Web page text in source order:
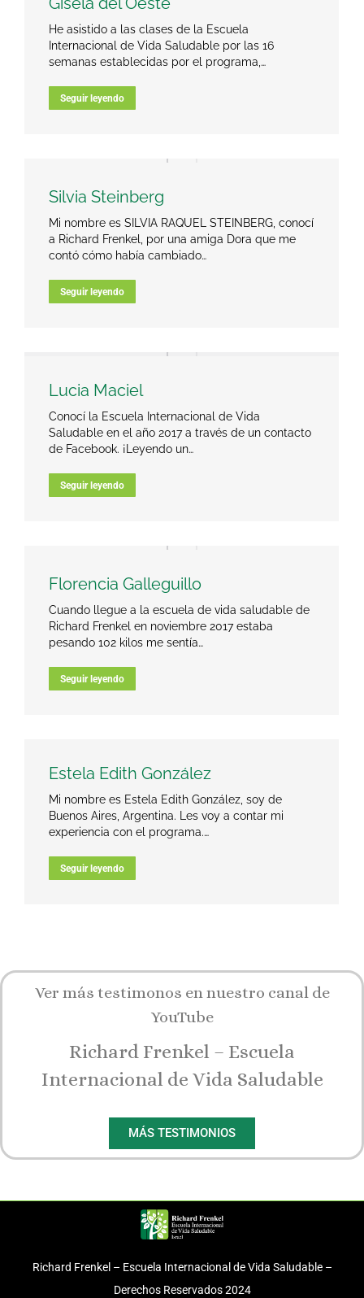
He asistido a las clases de la Escuela
Internacional de Vida Saludable por las 16
semanas establecidas por el programa,…
Seguir leyendo
Silvia Steinberg
Mi nombre es SILVIA RAQUEL STEINBERG, conocí
a Richard Frenkel, por una amiga Dora que me
contó cómo había cambiado…
Seguir leyendo
Lucia Maciel
Conocí la Escuela Internacional de Vida
Saludable en el año 2017 a través de un contacto
de Facebook. ¡Leyendo un…
Seguir leyendo
Florencia Galleguillo
Cuando llegue a la escuela de vida saludable de
Richard Frenkel en noviembre 2017 estaba
pesando 102 kilos me sentía…
Seguir leyendo
Estela Edith González
Mi nombre es Estela Edith González, soy de
Buenos Aires, Argentina. Les voy a contar mi
experiencia con el programa.…
Seguir leyendo
Ver más testimonos en nuestro canal de
YouTube
Richard Frenkel – Escuela
Internacional de Vida Saludable
MÁS TESTIMONIOS
Richard Frenkel – Escuela Internacional de Vida Saludable –
Derechos Reservados 2024